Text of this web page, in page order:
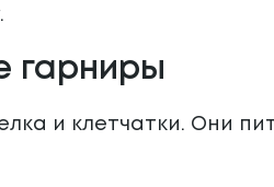
гарниры
и клетчатки. Они